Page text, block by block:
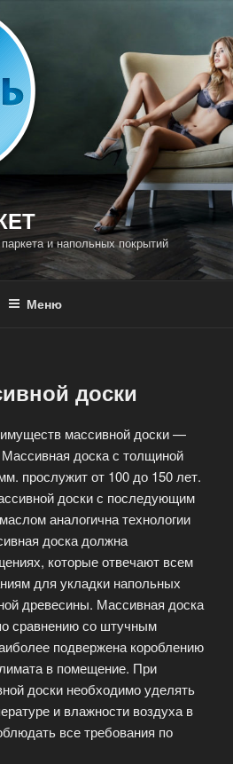
и напольных покрытий
Меню
доски
массивной доски —
Массивная доска с толщиной
прослужит от 100 до 150 лет.
доски с последующим
аналогична технологии
доска должна
которые отвечают всем
для укладки напольных
древесины. Массивная доска
сравнению со штучным
подвержена короблению
в помещение. При
доски необходимо уделять
и влажности воздуха в
все требования по